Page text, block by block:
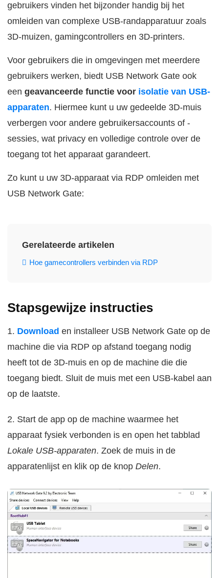
gebruikers vinden het bijzonder handig bij het
omleiden van complexe USB-randapparatuur zoals
3D-muizen, gamingcontrollers en 3D-printers.
Voor gebruikers die in omgevingen met meerdere
gebruikers werken, biedt USB Network Gate ook
een geavanceerde functie voor isolatie van USB-
apparaten. Hiermee kunt u uw gedeelde 3D-muis
verbergen voor andere gebruikersaccounts of -
sessies, wat privacy en volledige controle over de
toegang tot het apparaat garandeert.
Zo kunt u uw 3D-apparaat via RDP omleiden met
USB Network Gate:
Gerelateerde artikelen
Hoe gamecontrollers verbinden via RDP
Stapsgewijze instructies
1. Download en installeer USB Network Gate op de
machine die via RDP op afstand toegang nodig
heeft tot de 3D-muis en op de machine die die
toegang biedt. Sluit de muis met een USB-kabel aan
op de laatste.
2. Start de app op de machine waarmee het
apparaat fysiek verbonden is en open het tabblad
Lokale USB-apparaten. Zoek de muis in de
apparatenlijst en klik op de knop Delen.